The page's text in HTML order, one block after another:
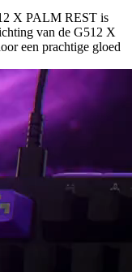
X PALM REST is
van de G512 X
een prachtige gloed